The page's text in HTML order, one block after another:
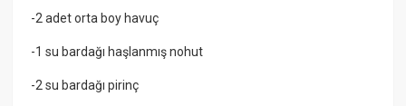
-2 adet orta boy havuç
-1 su bardağı haşlanmış nohut
-2 su bardağı pirinç